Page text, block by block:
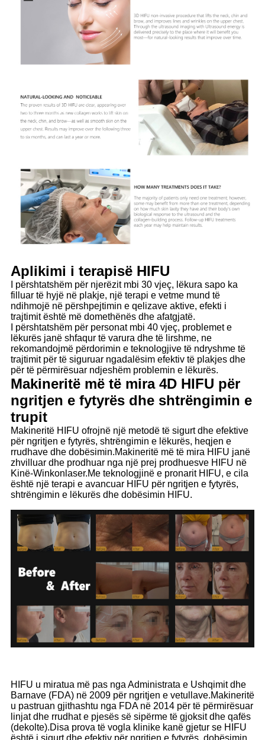
Aplikimi i terapisë HIFU
I përshtatshëm për njerëzit mbi 30 vjeç, lëkura sapo ka
filluar të hyjë në plakje, një terapi e vetme mund të
ndihmojë në përshpejtimin e qelizave aktive, efekti i
trajtimit është më domethënës dhe afatgjatë.
I përshtatshëm për personat mbi 40 vjeç, problemet e
lëkurës janë shfaqur të varura dhe të lirshme, ne
rekomandojmë përdorimin e teknologjive të ndryshme të
trajtimit për të siguruar ngadalësim efektiv të plakjes dhe
për të përmirësuar ndjeshëm problemin e lëkurës.
Makineritë më të mira 4D HIFU për
ngritjen e fytyrës dhe shtrëngimin e
trupit
Makineritë HIFU ofrojnë një metodë të sigurt dhe efektive
për ngritjen e fytyrës, shtrëngimin e lëkurës, heqjen e
rrudhave dhe dobësimin.Makineritë më të mira HIFU janë
zhvilluar dhe prodhuar nga një prej prodhuesve HIFU në
Kinë-Winkonlaser.Me teknologjinë e pronarit HIFU, e cila
është një terapi e avancuar HIFU për ngritjen e fytyrës,
shtrëngimin e lëkurës dhe dobësimin HIFU.
HIFU u miratua më pas nga Administrata e Ushqimit dhe
Barnave (FDA) në 2009 për ngritjen e vetullave.Makineritë
u pastruan gjithashtu nga FDA në 2014 për të përmirësuar
linjat dhe rrudhat e pjesës së sipërme të gjoksit dhe qafës
(dekolte).Disa prova të vogla klinike kanë gjetur se HIFU
është i sigurt dhe efektiv për ngritjen e fytyrës, dobësimin